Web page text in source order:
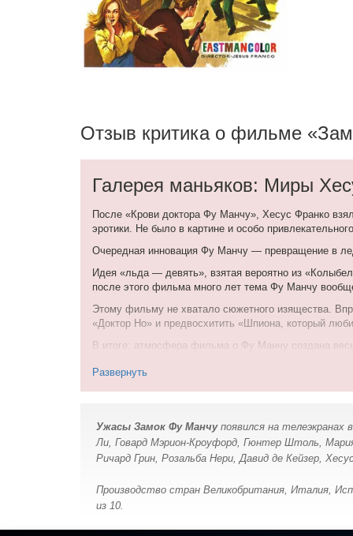
Отзыв критика о фильме
Галерея маньяков: Миры
После «Крови доктора Фу Манчу», Хесус Франко
эротики. Не было в картине и особо
Очередная инновация Фу Манчу — превращение в
Идея «льда — девять», взятая вероятно из
после этого фильма много лет тема Фу Манчу
Этому фильму не хватало сюжетного изящества.
«Доктор Но» и предвосхитить «Шпиона, который
В итоге: атмосфера фильма о Фу Манчу создана
Но фильм проигрывает именно в концепте. Не
18 июня 2013
Развернуть
Ужасы Замок Фу Манчупоявился на телеэкранах
Ли, Говард Мэрион-Кроуфорд, Гюнтер Штоль,
Ричард Грин, Розальба Нери, Давид де Кейзер,
Производство стран Великобритания, Италия,
из 10.